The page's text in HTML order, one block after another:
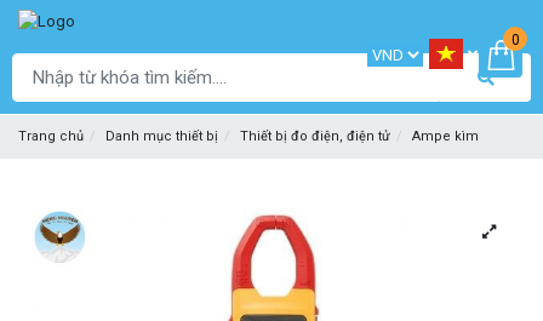
0
Trang chủ Danh mục thiết bị Thiết bị đo điện, điện tử Ampe kìm